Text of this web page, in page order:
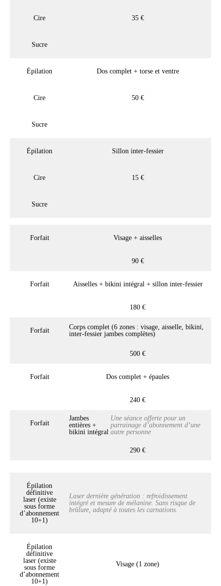
Cire 35 €
Sucre
Épilation Dos complet + torse et ventre
Cire 50 €
Sucre
Épilation Sillon inter-fessier
Cire 15 €
Sucre
Forfait Visage + aisselles
90 €
Forfait Aisselles + bikini intégral + sillon inter-fessier
180 €
Forfait
Corps complet (6 zones : visage, aisselle, bikini,
inter-fessier jambes complètes)
500 €
Forfait Dos complet + épaules
240 €
Forfait
Jambes
entières +
bikini intégral
Une séance offerte pour un
parrainage d’abonnement d’une
autre personne
290 €
Épilation
définitive
laser (existe
sous forme
d’abonnement
10+1)
Laser dernière génération : refroidissement
intégré et mesure de mélanine. Sans risque de
brûlure, adapté à toutes les carnations.
Épilation
définitive
laser (existe
sous forme
d’abonnement
10+1)
Visage (1 zone)